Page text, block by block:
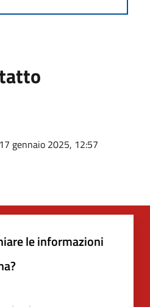
gennaio 2025, 12:57
le informazioni